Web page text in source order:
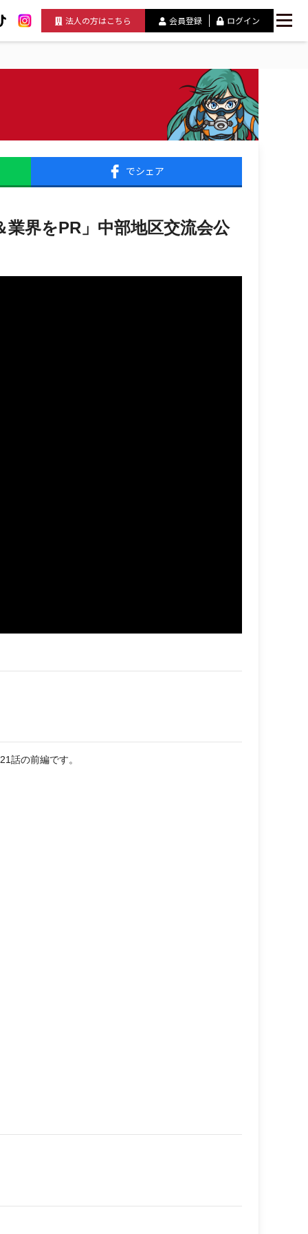
法人の方はこちら 会員登録 ログイン
でシェア
界をPR」中部地区交流会公
話の前編です。